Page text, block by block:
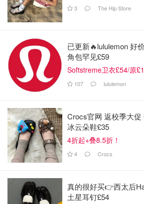
之前有小伙伴问到黑芝麻糊的品牌，那
的南方黑芝麻糊 啦。
3 The Hip Store
已更新🔥lululemon 好
角包罕见£59
Softstreme卫衣£54/原
107 lululemon
Crocs官网 返校季大
冰云朵鞋£35
4折起+叠8.5折！
4 Crocs
真的很好买👉西太后
土星耳钉£54